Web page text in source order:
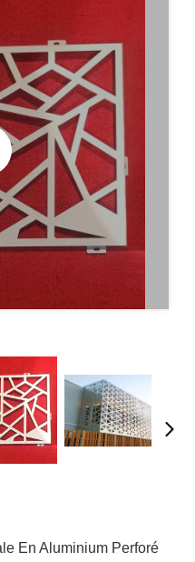
En Aluminium Perforé